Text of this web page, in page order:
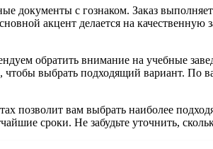
документы с гознаком. Заказ
акцент делается на
обратить внимание на учебные
выбрать подходящий вариант. По
позволит вам выбрать наиболее
сроки. Не забудьте уточнить,